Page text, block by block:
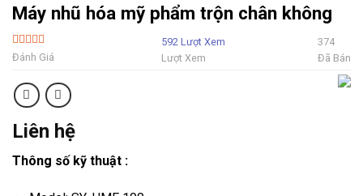
Máy nhũ hóa mỹ phẩm trộn chân không
5 Sao
Đánh Giá
592 Lượt Xem
Lượt Xem
374
Đã Bán
Liên hệ
Thông số kỹ thuật :